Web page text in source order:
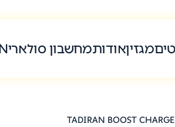
מגזיןאודותמחשבון סולארי